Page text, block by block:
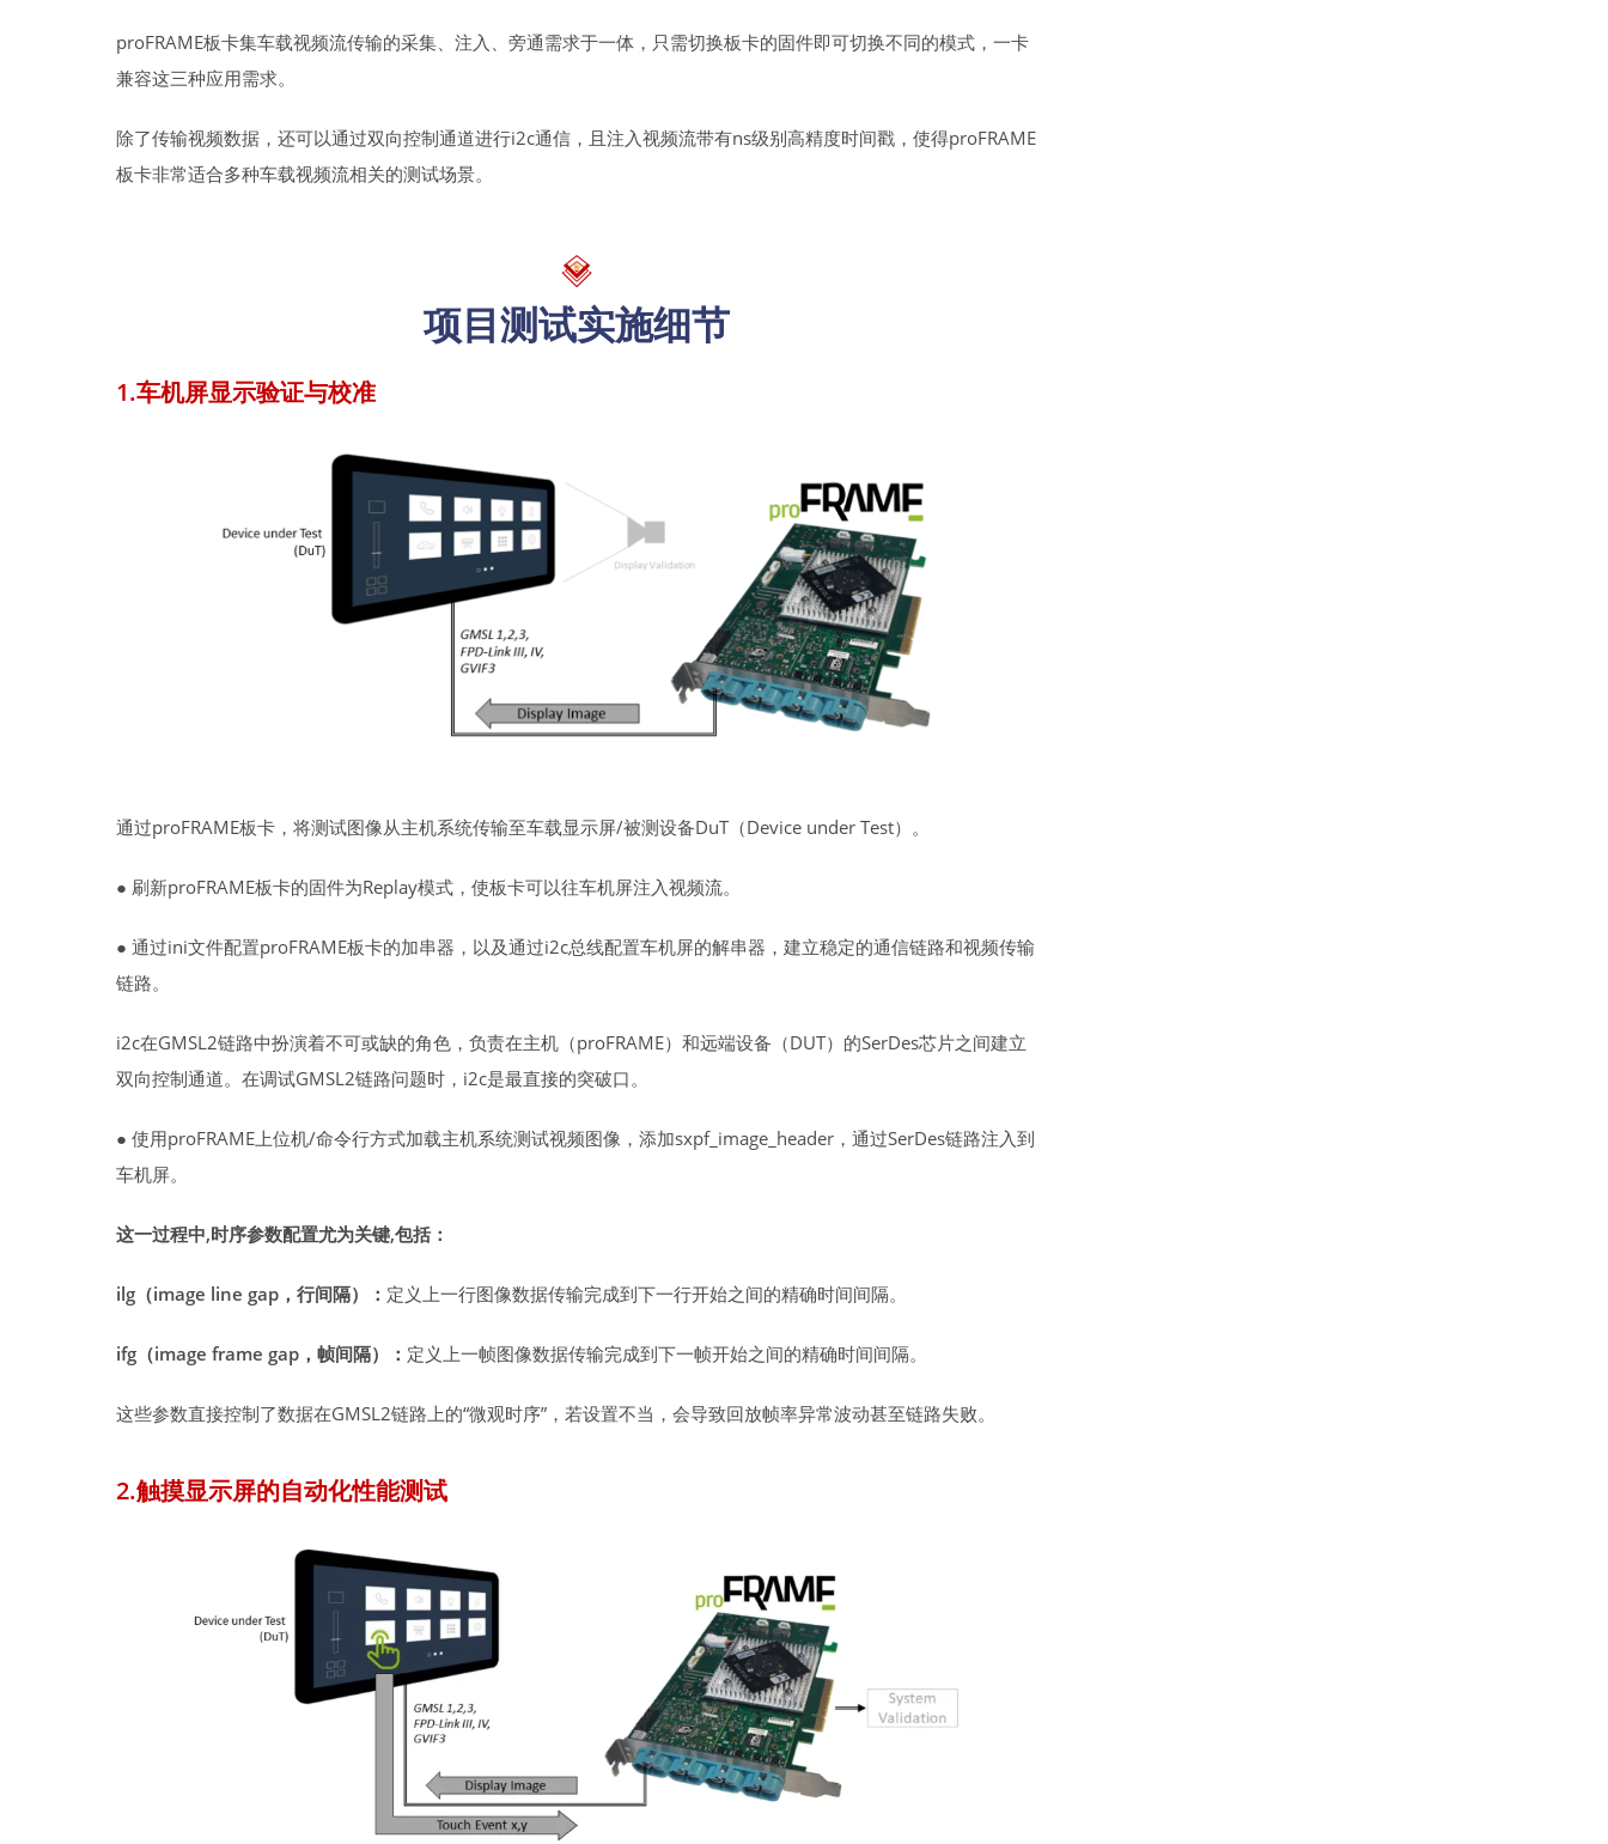
proFRAME板卡集车载视频流传输的采集、注入、旁通需求于一体，只需切换板卡的固件即可切换不同的模式，一卡
兼容这三种应用需求。
除了传输视频数据，还可以通过双向控制通道进行i2c通信，且注入视频流带有ns级别高精度时间戳，使得proFRAME
板卡非常适合多种车载视频流相关的测试场景。
项目测试实施细节
1.车机屏显示验证与校准
通过proFRAME板卡，将测试图像从主机系统传输至车载显示屏/被测设备DuT（Device under Test）。
● 刷新proFRAME板卡的固件为Replay模式，使板卡可以往车机屏注入视频流。
● 通过ini文件配置proFRAME板卡的加串器，以及通过i2c总线配置车机屏的解串器，建立稳定的通信链路和视频传输
链路。
i2c在GMSL2链路中扮演着不可或缺的角色，负责在主机（proFRAME）和远端设备（DUT）的SerDes芯片之间建立
双向控制通道。在调试GMSL2链路问题时，i2c是最直接的突破口。
● 使用proFRAME上位机/命令行方式加载主机系统测试视频图像，添加sxpf_image_header，通过SerDes链路注入到
车机屏。
这一过程中,时序参数配置尤为关键,包括：
ilg（image line gap，行间隔）： 定义上一行图像数据传输完成到下一行开始之间的精确时间间隔。
ifg（image frame gap，帧间隔）： 定义上一帧图像数据传输完成到下一帧开始之间的精确时间间隔。
这些参数直接控制了数据在GMSL2链路上的“微观时序”，若设置不当，会导致回放帧率异常波动甚至链路失败。
2.触摸显示屏的自动化性能测试